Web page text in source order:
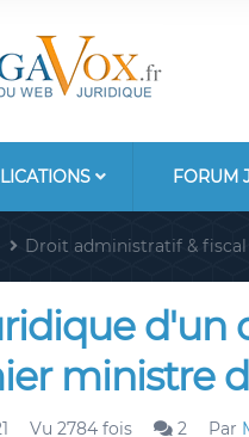
FORUM
Droit administratif & fiscal
d'un
ministre
Vu 2784 fois 2 Par